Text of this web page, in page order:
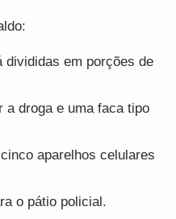
divididas em porções de
a droga e uma faca tipo
aparelhos celulares
o pátio policial.